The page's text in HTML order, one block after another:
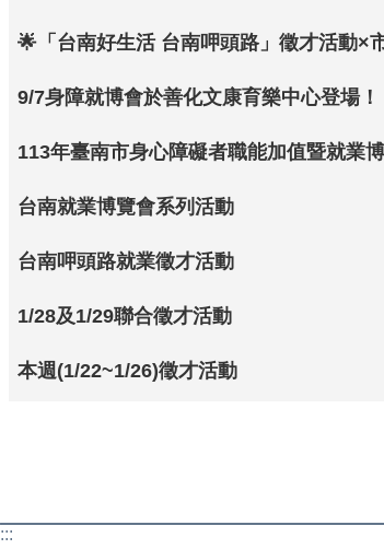
🌟「台南好生活 台南呷頭路」徵才活動×
9/7身障就博會於善化文康育樂中心登場！
113年臺南市身心障礙者職能加值暨就業
台南就業博覽會系列活動
台南呷頭路就業徵才活動
1/28及1/29聯合徵才活動
本週(1/22~1/26)徵才活動
:::